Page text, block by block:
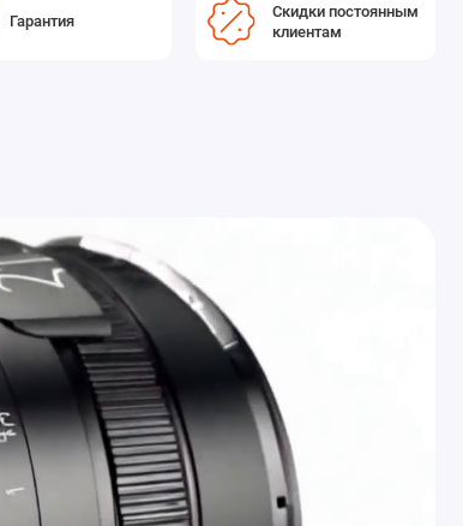
Гарантия
Скидки постоянным
клиентам